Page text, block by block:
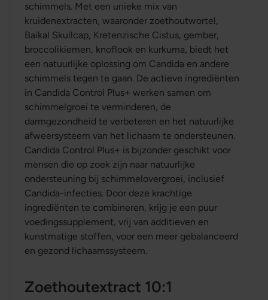
schimmels. Met een unieke mix van
kruidenextracten, waaronder zoethoutwortel,
Baikal Skullcap, Kretenzische Cistus, gember,
broccolikiemen, knoflook en kurkuma, biedt het
een natuurlijke oplossing om Candida en andere
schimmels tegen te gaan. De actieve ingrediënten
in Candida Control Plus+ werken samen om
schimmelgroei te verminderen, de
darmgezondheid te verbeteren en het natuurlijke
afweersysteem van het lichaam te ondersteunen.
Candida Control Plus+ is bijzonder geschikt voor
mensen die op zoek zijn naar natuurlijke
ondersteuning bij schimmelovergroei, inclusief
Candida-infecties. Door deze krachtige
ingrediënten te combineren, krijg je een puur
voedingssupplement, vrij van additieven en
kunstmatige stoffen, voor een meer gebalanceerd
en gezond lichaamssysteem.
Zoethoutextract 10:1